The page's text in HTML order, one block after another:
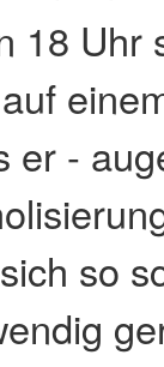
18 Uhr
er -
so